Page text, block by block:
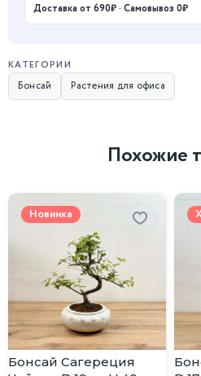
Доставка от 690₽ · Самовывоз 0₽
КАТЕГОРИИ
Бонсай Растения для офиса
Похожие
Хит
Новинка
Бонсай Сагереция